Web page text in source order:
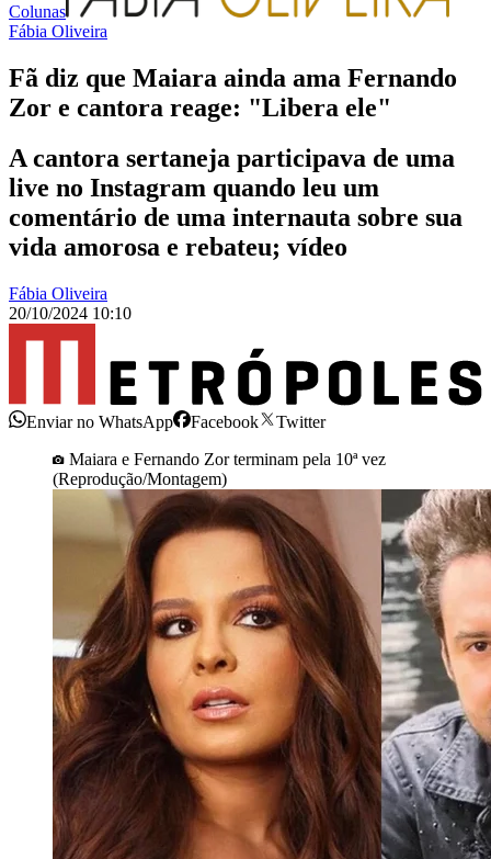
Colunas
Fábia Oliveira
Fã diz que Maiara ainda ama Fernando
Zor e cantora reage: "Libera ele"
A cantora sertaneja participava de uma
live no Instagram quando leu um
comentário de uma internauta sobre sua
vida amorosa e rebateu; vídeo
Fábia Oliveira
20/10/2024 10:10
Enviar no WhatsApp Facebook
Twitter
Maiara e Fernando Zor terminam pela 10ª vez
(Reprodução/Montagem)